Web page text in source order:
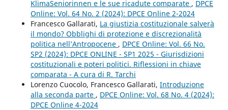
KlimaSeniorinnen e le sue ricadute comparate , DPCE
Online: Vol. 64 No. 2 (2024): DPCE Online 2-2024
Francesco Gallarati, La giustizia costituzionale salverà
il mondo? Obblighi di protezione e discrezionalità
politica nell’Antropocene , DPCE Online: Vol. 66 No.
SP2 (2024): DPCE ONLINE - SP1 2025 - Giurisdizioni
costituzionali e poteri politici. Riflessioni in chiave
comparata - A cura di R. Tarchi
Lorenzo Cuocolo, Francesco Gallarati, Introduzione
alla seconda parte , DPCE Online: Vol. 68 No. 4 (2024):
DPCE Online 4-2024